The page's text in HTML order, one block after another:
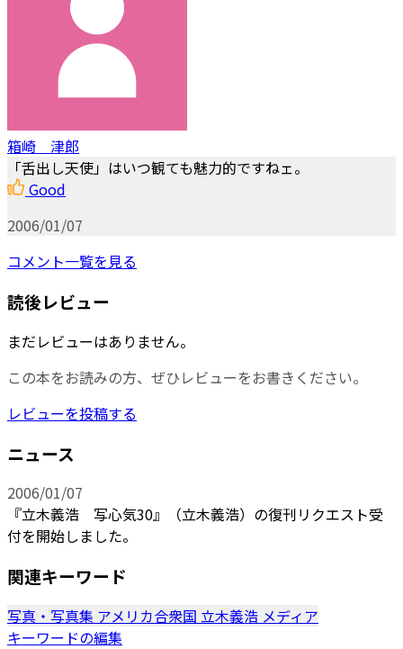
箱崎 津郎
「舌出し天使」はいつ観ても魅力的ですねェ。
Good
2006/01/07
コメント一覧を見る
読後レビュー
まだレビューはありません。
この本をお読みの方、ぜひレビューをお書きください。
レビューを投稿する
ニュース
2006/01/07
『立木義浩 写心気30』（立木義浩）の復刊リクエスト受
付を開始しました。
関連キーワード
写真・写真集 アメリカ合衆国 立木義浩 メディア
キーワードの編集